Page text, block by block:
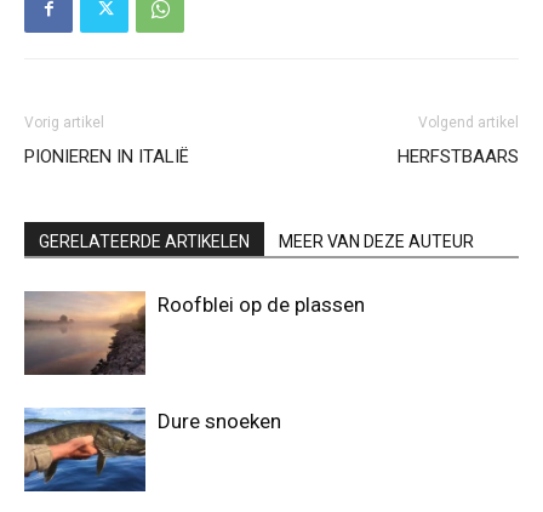
Vorig artikel
PIONIEREN IN ITALIË
Volgend artikel
HERFSTBAARS
GERELATEERDE ARTIKELEN MEER VAN DEZE AUTEUR
Roofblei op de plassen
Dure snoeken